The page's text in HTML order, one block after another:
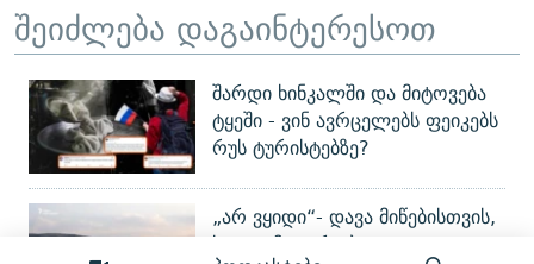
შეიძლება დაგაინტერესოთ
შარდი ხინკალში და მიტოვება
ტყეში - ვინ ავრცელებს ფეიკებს
რუს ტურისტებზე?
„არ ვყიდი“- დავა მიწებისთვის,
სადაც მთავრობა